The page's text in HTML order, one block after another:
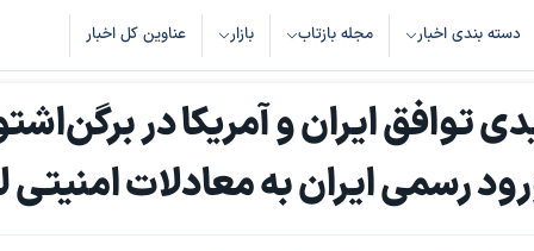
دسته بندی اخبار مجله بازتاب بازار عناوین کل اخبار
توافق ایران و آمریکا در
رسمی ایران به معادلات امنیتی